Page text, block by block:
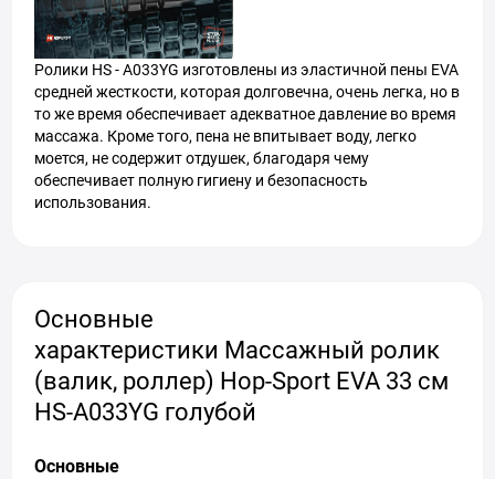
Ролики HS - A033YG изготовлены из эластичной пены EVA
средней жесткости, которая долговечна, очень легка, но в
то же время обеспечивает адекватное давление во время
массажа. Кроме того, пена не впитывает воду, легко
моется, не содержит отдушек, благодаря чему
обеспечивает полную гигиену и безопасность
использования.
Основные
характеристики Массажный ролик
(валик, роллер) Hop-Sport EVA 33 см
HS-A033YG голубой
Основные